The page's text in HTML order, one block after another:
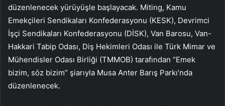
düzenlenecek yürüyüşle başlayacak. Miting, Kamu
Emekçileri Sendikaları Konfederasyonu (KESK), Devrimci
İşçi Sendikaları Konfederasyonu (DİSK), Van Barosu, Van-
Hakkari Tabip Odası, Diş Hekimleri Odası ile Türk Mimar ve
Mühendisler Odası Birliği (TMMOB) tarafından “Emek
bizim, söz bizim” şiarıyla Musa Anter Barış Parkı’nda
düzenlenecek.